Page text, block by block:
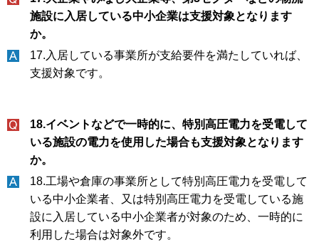
施設に入居している中小企業は支援対象となります
か。
17.入居している事業所が支給要件を満たしていれば、
支援対象です。
18.イベントなどで一時的に、特別高圧電力を受電して
いる施設の電力を使用した場合も支援対象となります
か。
18.工場や倉庫の事業所として特別高圧電力を受電して
いる中小企業者、又は特別高圧電力を受電している施
設に入居している中小企業者が対象のため、一時的に
利用した場合は対象外です。